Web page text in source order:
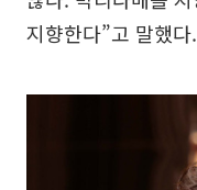
지향한다”고 말했다.